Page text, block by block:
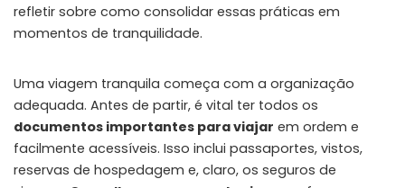
refletir sobre como consolidar essas práticas em
momentos de tranquilidade.
Uma viagem tranquila começa com a organização
adequada. Antes de partir, é vital ter todos os
documentos importantes para viajar em ordem e
facilmente acessíveis. Isso inclui passaportes, vistos,
reservas de hospedagem e, claro, os seguros de